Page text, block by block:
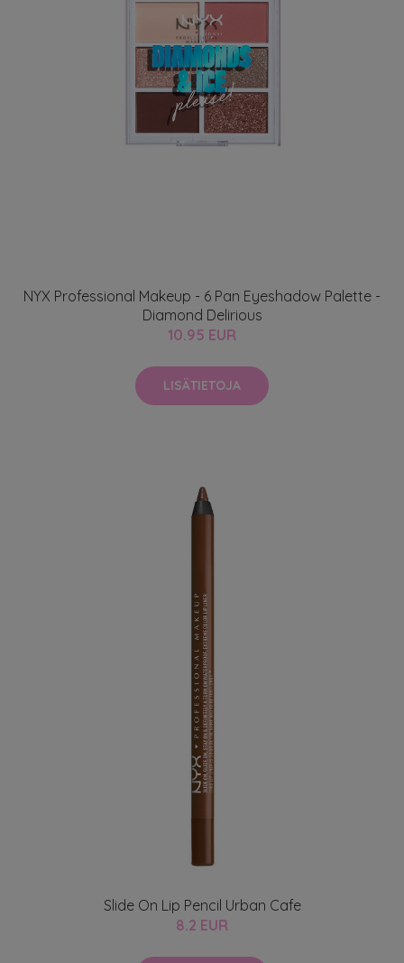
NYX Professional Makeup - 6 Pan Eyeshadow Palette -
Diamond Delirious
10.95 EUR
LISÄTIETOJA
Slide On Lip Pencil Urban Cafe
8.2 EUR